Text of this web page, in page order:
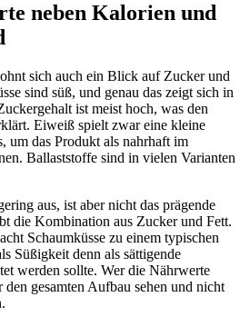
neben Kalorien und
sich auch ein Blick auf Zucker und
sind süß, und genau das zeigt sich in
ist meist hoch, was den
Eiweiß spielt zwar eine kleine
um das Produkt als nahrhaft im
Ballaststoffe sind in vielen Varianten
aus, ist aber nicht das prägende
die Kombination aus Zucker und Fett.
Schaumküsse zu einem typischen
Süßigkeit denn als sättigende
werden sollte. Wer die Nährwerte
gesamten Aufbau sehen und nicht